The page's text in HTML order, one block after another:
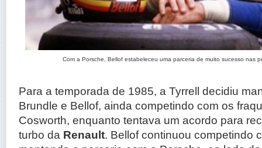
Com a Porsche, Bellof estabeleceu uma parceria de muito sucesso nas
Para a temporada de 1985, a Tyrrell decidiu
Brundle e Bellof, ainda competindo com os
Cosworth, enquanto tentava um acordo para
turbo da Renault. Bellof continuou competindo